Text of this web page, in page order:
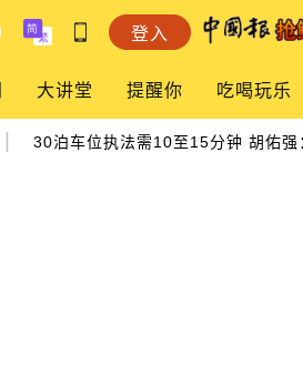
登入
大讲堂 提醒你 吃喝玩乐
30泊车位执法需10至15分钟 胡佑强